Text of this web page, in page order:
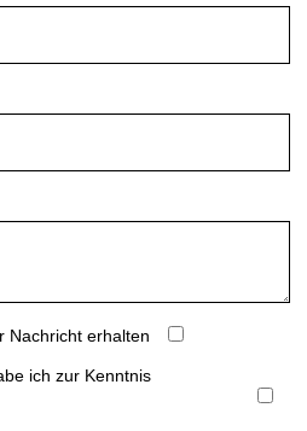
Nachricht erhalten
ich zur Kenntnis